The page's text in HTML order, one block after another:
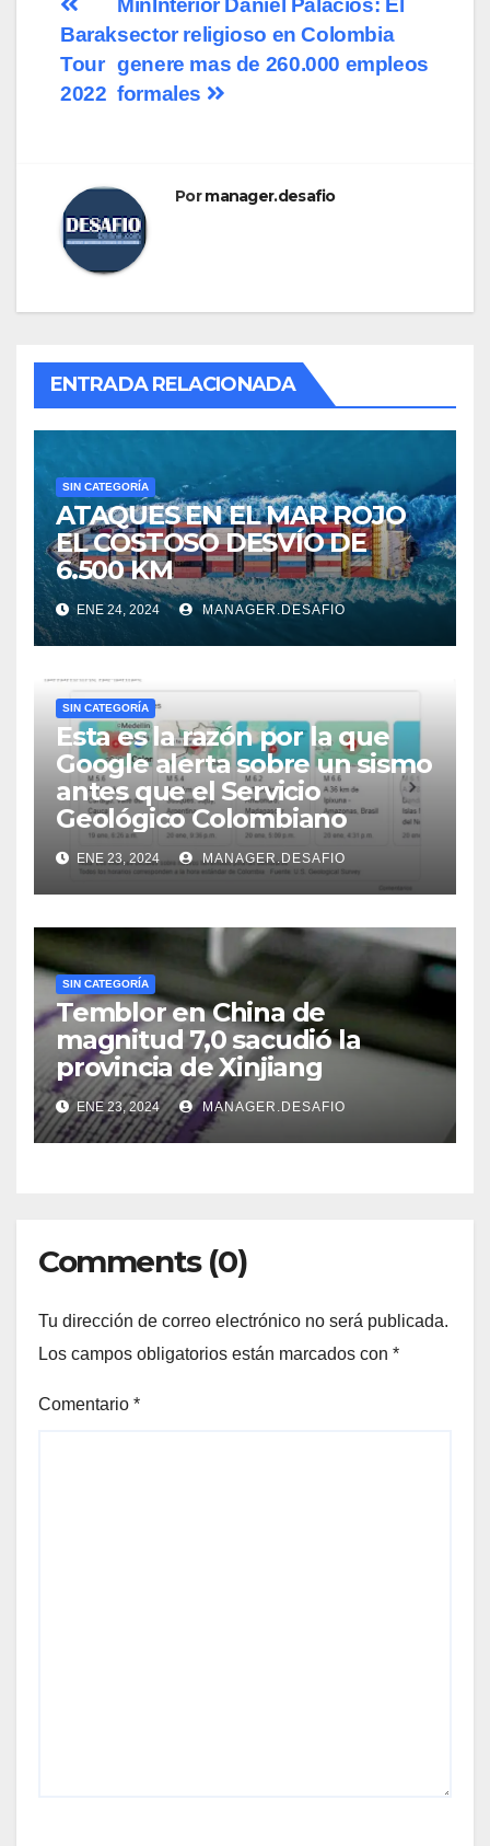
sector religioso en Colombia
genere mas de 260.000 empleos
formales
Barak
Tour
2022
Pormanager.desafio
ENTRADA RELACIONADA
SIN CATEGORÍA
ATAQUES EN EL MAR ROJO
EL COSTOSO DESVÍO DE
6.500 KM
ENE 24, 2024 MANAGER.DESAFIO
SIN CATEGORÍA
Esta es la razón por la que
Google alerta sobre un sismo
antes que el Servicio
Geológico Colombiano
ENE 23, 2024 MANAGER.DESAFIO
SIN CATEGORÍA
Temblor en China de
magnitud 7,0 sacudió la
provincia de Xinjiang
ENE 23, 2024 MANAGER.DESAFIO
Comments (0)
Tu dirección de correo electrónico no será publicada.
Los campos obligatorios están marcados con *
Comentario *